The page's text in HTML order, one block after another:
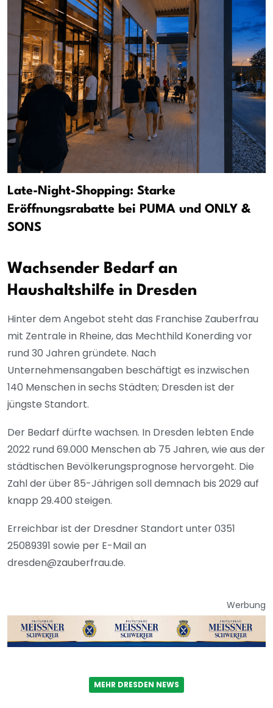
Late-Night-Shopping: Starke
Eröffnungsrabatte bei PUMA und ONLY &
SONS
Wachsender Bedarf an
Haushaltshilfe in Dresden
Hinter dem Angebot steht das Franchise Zauberfrau
mit Zentrale in Rheine, das Mechthild Konerding vor
rund 30 Jahren gründete. Nach
Unternehmensangaben beschäftigt es inzwischen
140 Menschen in sechs Städten; Dresden ist der
jüngste Standort.
Der Bedarf dürfte wachsen. In Dresden lebten Ende
2022 rund 69.000 Menschen ab 75 Jahren, wie aus der
städtischen Bevölkerungsprognose hervorgeht. Die
Zahl der über 85-Jährigen soll demnach bis 2029 auf
knapp 29.400 steigen.
Erreichbar ist der Dresdner Standort unter 0351
25089391 sowie per E-Mail an
dresden@zauberfrau.de.
Werbung
MEHR DRESDEN NEWS